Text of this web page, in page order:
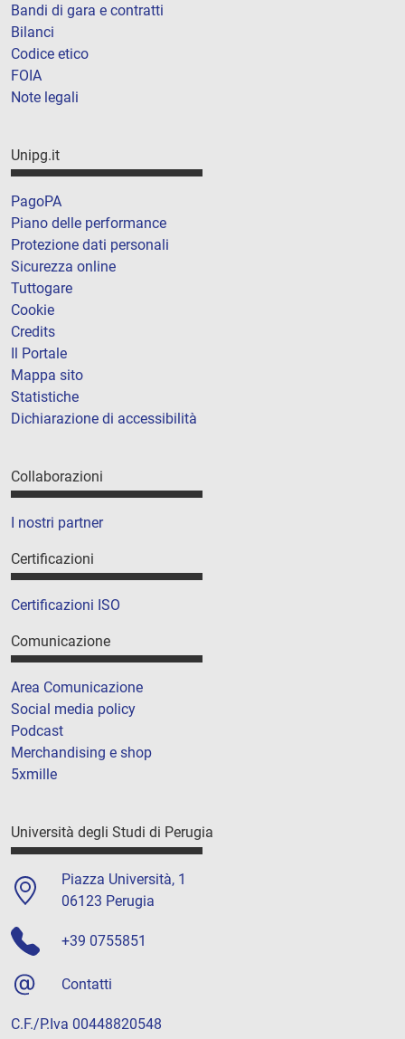
Bandi di gara e contratti
Bilanci
Codice etico
FOIA
Note legali
Unipg.it
PagoPA
Piano delle performance
Protezione dati personali
Sicurezza online
Tuttogare
Cookie
Credits
Il Portale
Mappa sito
Statistiche
Dichiarazione di accessibilità
Collaborazioni
I nostri partner
Certificazioni
Certificazioni ISO
Comunicazione
Area Comunicazione
Social media policy
Podcast
Merchandising e shop
5xmille
Università degli Studi di Perugia
Piazza Università, 1
06123 Perugia
+39 0755851
Contatti
C.F./P.Iva 00448820548